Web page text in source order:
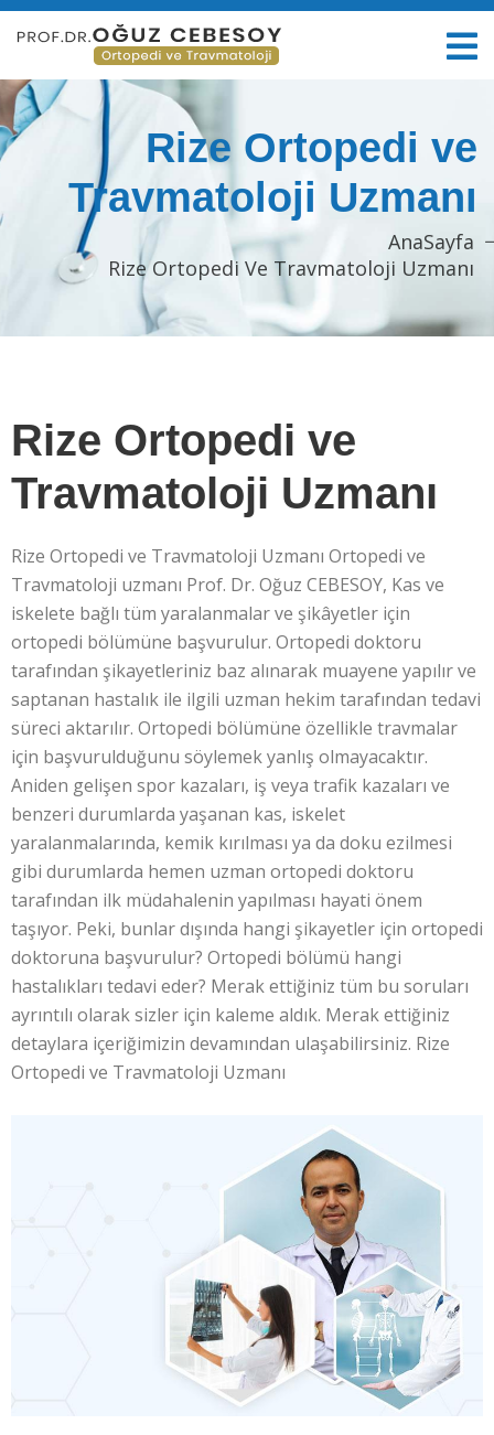
Rize Ortopedi ve
Travmatoloji Uzmanı
AnaSayfa
Rize Ortopedi Ve Travmatoloji Uzmanı
Rize Ortopedi ve
Travmatoloji Uzmanı
Rize Ortopedi ve Travmatoloji Uzmanı Ortopedi ve
Travmatoloji uzmanı Prof. Dr. Oğuz CEBESOY, Kas ve
iskelete bağlı tüm yaralanmalar ve şikâyetler için
ortopedi bölümüne başvurulur. Ortopedi doktoru
tarafından şikayetleriniz baz alınarak muayene yapılır ve
saptanan hastalık ile ilgili uzman hekim tarafından tedavi
süreci aktarılır. Ortopedi bölümüne özellikle travmalar
için başvurulduğunu söylemek yanlış olmayacaktır.
Aniden gelişen spor kazaları, iş veya trafik kazaları ve
benzeri durumlarda yaşanan kas, iskelet
yaralanmalarında, kemik kırılması ya da doku ezilmesi
gibi durumlarda hemen uzman ortopedi doktoru
tarafından ilk müdahalenin yapılması hayati önem
taşıyor. Peki, bunlar dışında hangi şikayetler için ortopedi
doktoruna başvurulur? Ortopedi bölümü hangi
hastalıkları tedavi eder? Merak ettiğiniz tüm bu soruları
ayrıntılı olarak sizler için kaleme aldık. Merak ettiğiniz
detaylara içeriğimizin devamından ulaşabilirsiniz. Rize
Ortopedi ve Travmatoloji Uzmanı